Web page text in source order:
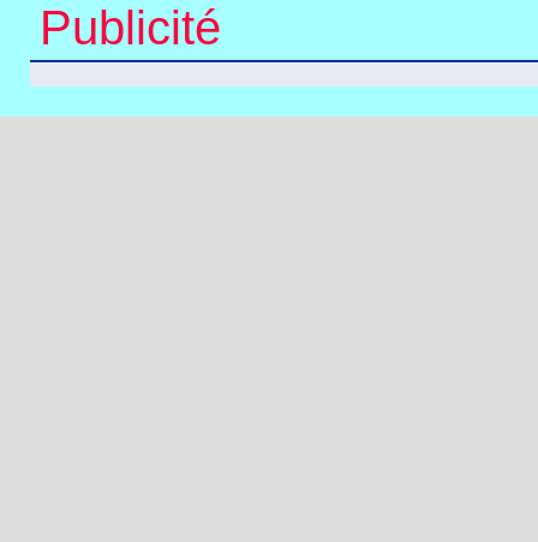
Publicité